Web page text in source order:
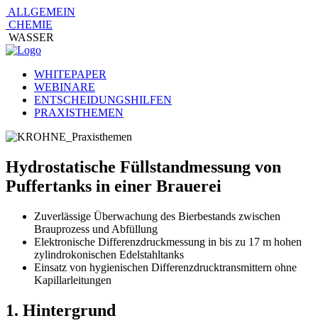
ALLGEMEIN
CHEMIE
WASSER
WHITEPAPER
WEBINARE
ENTSCHEIDUNGSHILFEN
PRAXISTHEMEN
Hydrostatische Füllstandmessung von
Puffertanks in einer Brauerei
Zuverlässige Überwachung des Bierbestands zwischen
Brauprozess und Abfüllung
Elektronische Differenzdruckmessung in bis zu 17 m hohen
zylindrokonischen Edelstahltanks
Einsatz von hygienischen Differenzdrucktransmittern ohne
Kapillarleitungen
1. Hintergrund